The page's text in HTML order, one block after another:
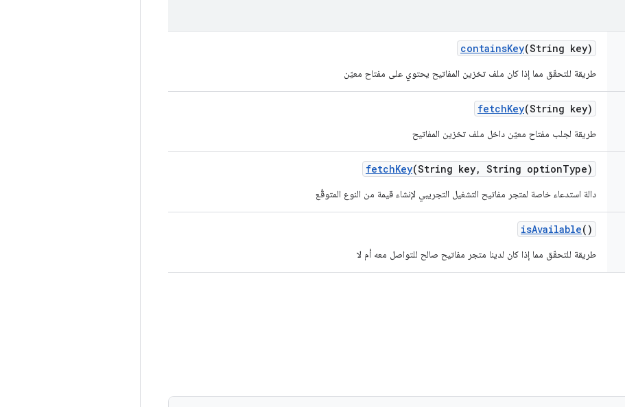
containsKey(String key)
طريقة للتحقّق مما إذا كان ملف تخزين المفاتيح يحتوي على مفتاح معيّن
fetchKey(String key)
طريقة لجلب مفتاح معيّن داخل ملف تخزين المفاتيح
fetchKey(String key, String optionType)
دالة استدعاء خاصة لمتجر مفاتيح التشغيل التجريبي لإنشاء قيمة من النوع المتوقّع
isAvailable()
طريقة للتحقّق مما إذا كان لدينا متجر مفاتيح صالح للتواصل معه أم لا